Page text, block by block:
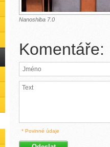
Nanoshiba 7.0
Komentáře:
* Povinné údaje